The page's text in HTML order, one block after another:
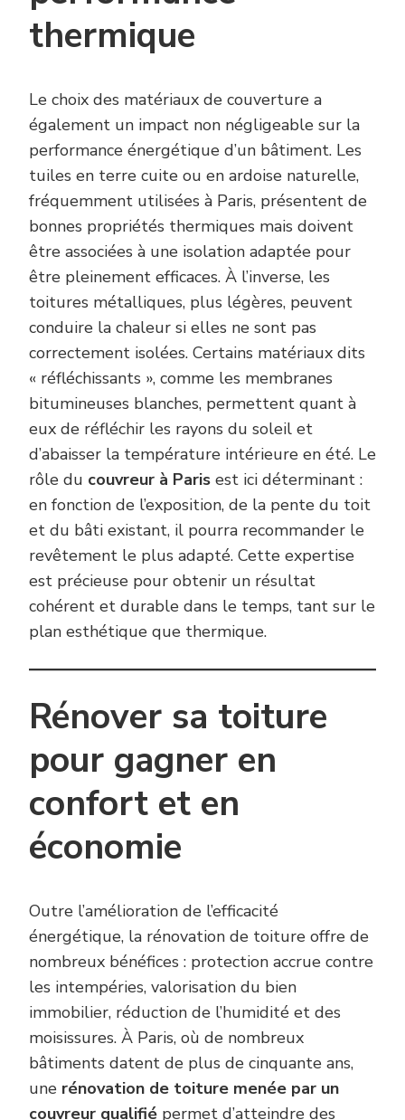
thermique
Le choix des matériaux de couverture a
également un impact non négligeable sur la
performance énergétique d’un bâtiment. Les
tuiles en terre cuite ou en ardoise naturelle,
fréquemment utilisées à Paris, présentent de
bonnes propriétés thermiques mais doivent
être associées à une isolation adaptée pour
être pleinement efficaces. À l’inverse, les
toitures métalliques, plus légères, peuvent
conduire la chaleur si elles ne sont pas
correctement isolées. Certains matériaux dits
« réfléchissants », comme les membranes
bitumineuses blanches, permettent quant à
eux de réfléchir les rayons du soleil et
d’abaisser la température intérieure en été. Le
rôle du couvreur à Paris est ici déterminant :
en fonction de l’exposition, de la pente du toit
et du bâti existant, il pourra recommander le
revêtement le plus adapté. Cette expertise
est précieuse pour obtenir un résultat
cohérent et durable dans le temps, tant sur le
plan esthétique que thermique.
Rénover sa toiture
pour gagner en
confort et en
économie
Outre l’amélioration de l’efficacité
énergétique, la rénovation de toiture offre de
nombreux bénéfices : protection accrue contre
les intempéries, valorisation du bien
immobilier, réduction de l’humidité et des
moisissures. À Paris, où de nombreux
bâtiments datent de plus de cinquante ans,
une rénovation de toiture menée par un
couvreur qualifié permet d’atteindre des